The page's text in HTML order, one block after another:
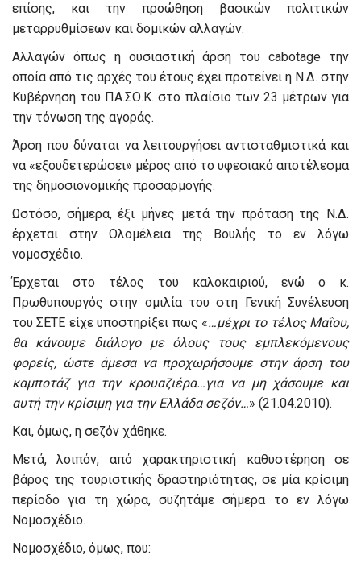
επίσης, και την προώθηση βασικών πολιτικών
μεταρρυθμίσεων και δομικών αλλαγών.
Αλλαγών όπως η ουσιαστική άρση του cabotage την
οποία από τις αρχές του έτους έχει προτείνει η Ν.Δ. στην
Κυβέρνηση του ΠΑ.ΣΟ.Κ. στο πλαίσιο των 23 μέτρων για
την τόνωση της αγοράς.
Άρση που δύναται να λειτουργήσει αντισταθμιστικά και
να «εξουδετερώσει» μέρος από το υφεσιακό αποτέλεσμα
της δημοσιονομικής προσαρμογής.
Ωστόσο, σήμερα, έξι μήνες μετά την πρόταση της Ν.Δ.
έρχεται στην Ολομέλεια της Βουλής το εν λόγω
νομοσχέδιο.
Έρχεται στο τέλος του καλοκαιριού, ενώ ο κ.
Πρωθυπουργός στην ομιλία του στη Γενική Συνέλευση
του ΣΕΤΕ είχε υποστηρίξει πως «…μέχρι το τέλος Μαΐου,
θα κάνουμε διάλογο με όλους τους εμπλεκόμενους
φορείς, ώστε άμεσα να προχωρήσουμε στην άρση του
καμποτάζ για την κρουαζιέρα…για να μη χάσουμε και
αυτή την κρίσιμη για την Ελλάδα σεζόν…» (21.04.2010).
Και, όμως, η σεζόν χάθηκε.
Μετά, λοιπόν, από χαρακτηριστική καθυστέρηση σε
βάρος της τουριστικής δραστηριότητας, σε μία κρίσιμη
περίοδο για τη χώρα, συζητάμε σήμερα το εν λόγω
Νομοσχέδιο.
Νομοσχέδιο, όμως, που: